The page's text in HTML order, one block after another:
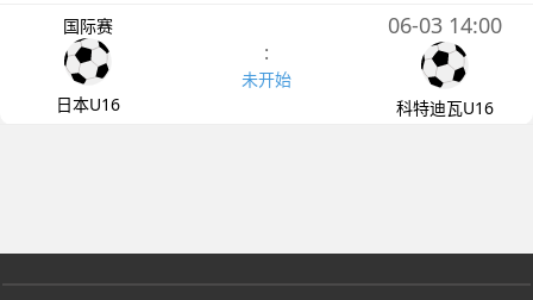
国际赛
日本U16
:
未开始
06-03 14:00
科特迪瓦U16